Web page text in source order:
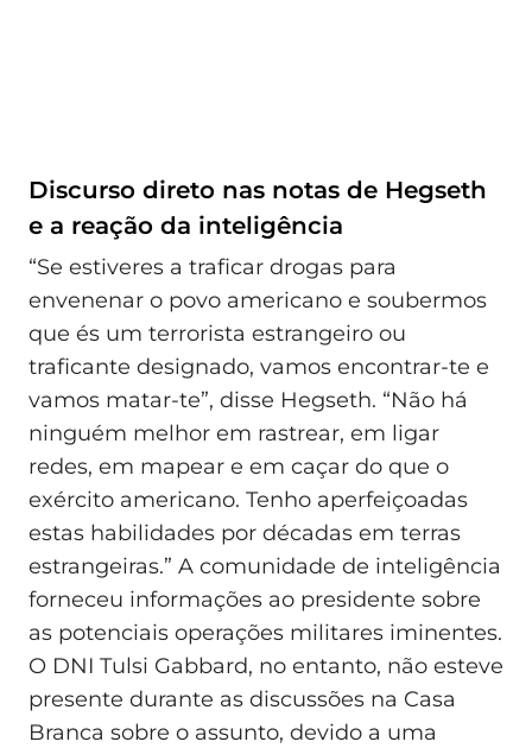
Discurso direto nas notas de Hegseth
e a reação da inteligência
“Se estiveres a traficar drogas para
envenenar o povo americano e soubermos
que és um terrorista estrangeiro ou
traficante designado, vamos encontrar-te e
vamos matar-te”, disse Hegseth. “Não há
ninguém melhor em rastrear, em ligar
redes, em mapear e em caçar do que o
exército americano. Tenho aperfeiçoadas
estas habilidades por décadas em terras
estrangeiras.” A comunidade de inteligência
forneceu informações ao presidente sobre
as potenciais operações militares iminentes.
O DNI Tulsi Gabbard, no entanto, não esteve
presente durante as discussões na Casa
Branca sobre o assunto, devido a uma